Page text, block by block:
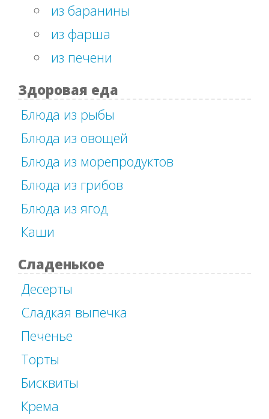
из баранины
из фарша
из печени
Здоровая еда
Блюда из рыбы
Блюда из овощей
Блюда из морепродуктов
Блюда из грибов
Блюда из ягод
Каши
Сладенькое
Десерты
Сладкая выпечка
Печенье
Торты
Бисквиты
Крема